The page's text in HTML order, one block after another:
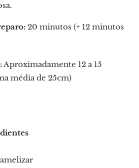
20 minutos (+ 12 minutos
Aproximadamente 12 a 15
média de 25cm)